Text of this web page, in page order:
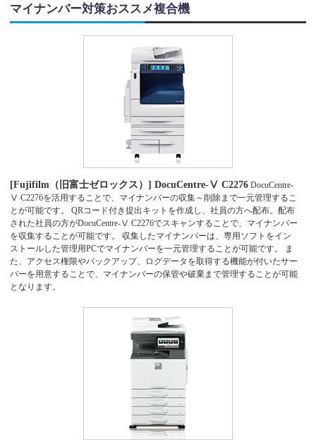
マイナンバー対策おススメ複合機
[Fujifilm（旧富士ゼロックス）] DocuCentre-Ⅴ C2276 DocuCentre-
Ⅴ C2276を活用することで、マイナンバーの収集～削除まで一元管理するこ
とが可能です。 QRコード付き提出キットを作成し、社員の方へ配布。配布
された社員の方がDocuCentre-Ⅴ C2276でスキャンすることで、マイナンバー
を収集することが可能です。 収集したマイナンバーは、専用ソフトをイン
ストールした管理用PCでマイナンバーを一元管理することが可能です。 ま
た、アクセス権限やバックアップ、ログデータを取得する機能が付いたサー
バーを用意することで、マイナンバーの保管や破棄まで管理することが可能
となります。